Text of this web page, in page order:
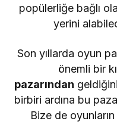
popülerliğe bağlı
yerini
Son yıllarda oyun
önemli bir
pazarından
birbiri ardına bu
Bize de